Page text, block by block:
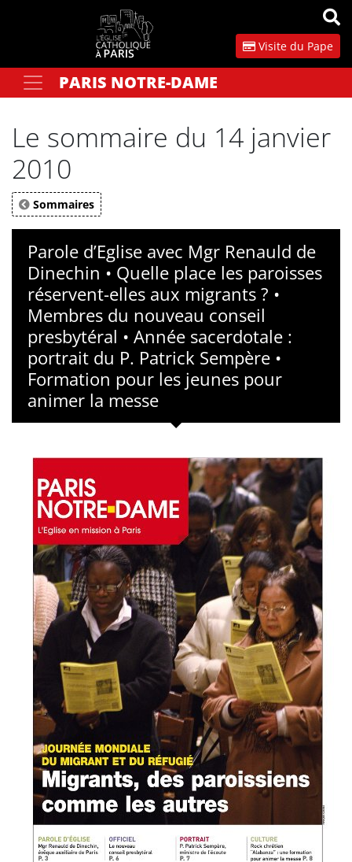
Visite du Pape
Votre recherchePARIS NOTRE-DAME
Le sommaire du 14 janvier
2010
Sommaires
Parole d’Eglise avec Mgr Renauld de
Dinechin • Quelle place les paroisses
réservent-elles aux migrants ? •
Membres du nouveau conseil
presbytéral • Année sacerdotale :
portrait du P. Patrick Sempère •
Formation pour les jeunes pour
animer la messe
Panneau de gestion des cookies